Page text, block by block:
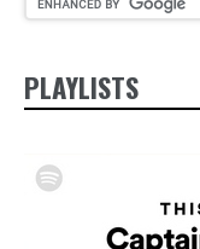
PLAYLISTS